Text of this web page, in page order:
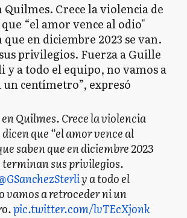
Quilmes. Crece la violencia de
“el amor vence al odio"
en diciembre 2023 se van.
privilegios. Fuerza a Guille
y a todo el equipo, no vamos a
centímetro”, expresó
Quilmes. Crece la violencia
dicen que “el amor vence al
saben que en diciembre 2023
terminan sus privilegios.
y a todo el
vamos a retroceder ni un
pic.twitter.com/lvTEcXjonk